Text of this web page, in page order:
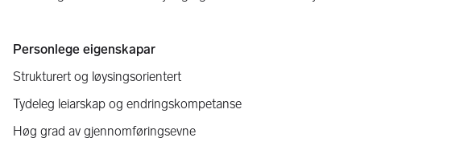
Personlege eigenskapar
Strukturert og løysingsorientert
Tydeleg leiarskap og endringskompetanse
Høg grad av gjennomføringsevne